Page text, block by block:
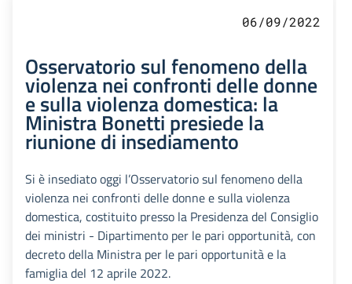
06/09/2022
Osservatorio sul fenomeno della
violenza nei confronti delle donne
e sulla violenza domestica: la
Ministra Bonetti presiede la
riunione di insediamento
Si è insediato oggi l’Osservatorio sul fenomeno della
violenza nei confronti delle donne e sulla violenza
domestica, costituito presso la Presidenza del Consiglio
dei ministri - Dipartimento per le pari opportunità, con
decreto della Ministra per le pari opportunità e la
famiglia del 12 aprile 2022.